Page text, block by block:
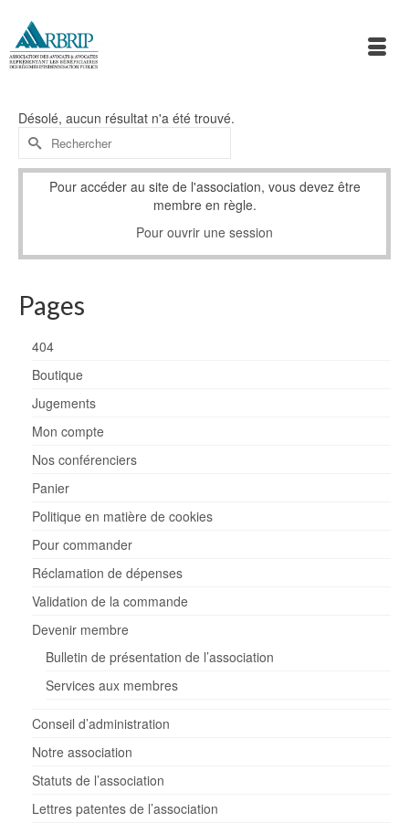
Désolé, aucun résultat n'a été trouvé.
Rechercher :
Pour accéder au site de l'association, vous devez être
membre en règle.
Pour ouvrir une session
Pages
404
Boutique
Jugements
Mon compte
Nos conférenciers
Panier
Politique en matière de cookies
Pour commander
Réclamation de dépenses
Validation de la commande
Devenir membre
Bulletin de présentation de l’association
Services aux membres
Conseil d’administration
Notre association
Statuts de l’association
Lettres patentes de l’association